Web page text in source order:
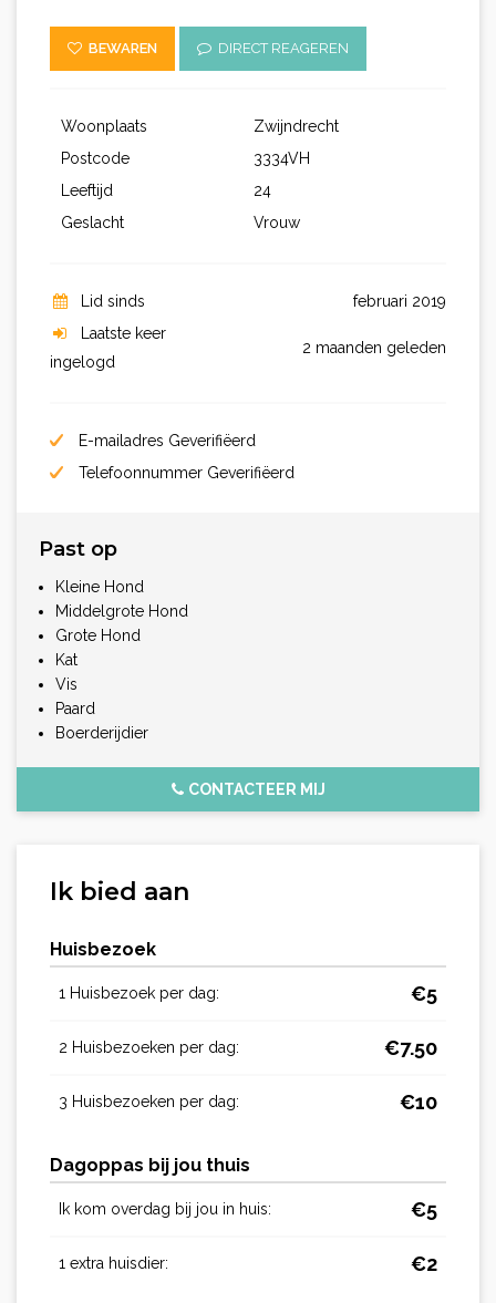
BEWAREN DIRECT REAGEREN
Woonplaats
Zwijndrecht
Postcode
3334VH
Leeftijd
24
Geslacht
Vrouw
Lid sinds
februari 2019
Laatste keer
ingelogd
2 maanden geleden
E-mailadres Geverifiëerd
Telefoonnummer Geverifiëerd
Past op
Kleine Hond
Middelgrote Hond
Grote Hond
Kat
Vis
Paard
Boerderijdier
CONTACTEER MIJ
Ik bied aan
Huisbezoek
1 Huisbezoek per dag: €5
2 Huisbezoeken per dag: €7.50
3 Huisbezoeken per dag: €10
Dagoppas bij jou thuis
Ik kom overdag bij jou in huis: €5
1 extra huisdier: €2